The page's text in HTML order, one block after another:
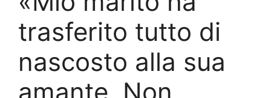
trasferito tutto di
nascosto alla sua
amante. Non